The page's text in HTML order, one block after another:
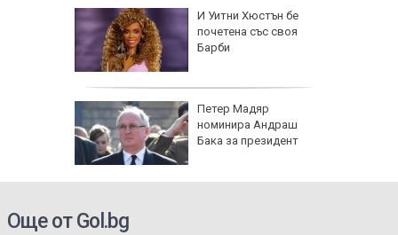
И Уитни Хюстън бе
почетена със своя
Барби
Петер Мадяр
номинира Андраш
Бака за президент
Още от Gol.bg